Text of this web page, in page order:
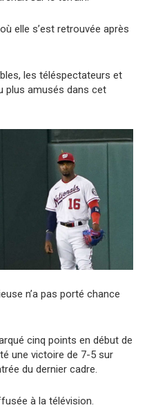
elle s’est retrouvée après
les téléspectateurs et
plus amusés dans cet
n’a pas porté chance
cinq points en début de
une victoire de 7-5 sur
du dernier cadre.
à la télévision.